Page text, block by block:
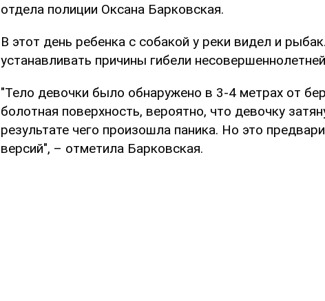
отдела полиции Оксана Барковская.
В этот день ребенка с собакой у реки видел и
устанавливать причины гибели
"Тело девочки было обнаружено в 3-4 метрах от
болотная поверхность, вероятно, что девочку
результате чего произошла паника. Но это
версий", – отметила Барковская.